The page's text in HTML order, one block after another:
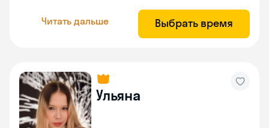
Читать дальше Выбрать время
Ульяна